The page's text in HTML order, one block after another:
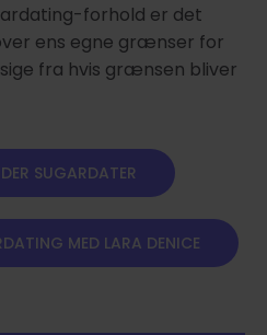
forhold er det
ens egne grænser for
fra hvis grænsen bliver
SUGARDATER
MED LARA DENICE